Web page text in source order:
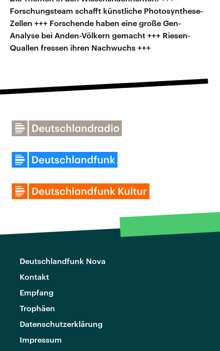
Forschungsteam schafft künstliche Photosynthese-
Zellen +++ Forschende haben eine große Gen-
Analyse bei Anden-Völkern gemacht +++ Riesen-
Quallen fressen ihren Nachwuchs +++
Deutschlandfunk Nova
Kontakt
Empfang
Trophäen
Datenschutzerklärung
Impressum